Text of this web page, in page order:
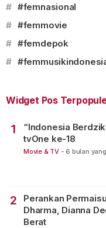
# #femnasional
# #femmovie
# #femdepok
#
Widget Pos
1
“Indonesia
tvOne ke-18
Movie & TV - 6 bulan
2
Perankan
Dharma, Dianna
Berat